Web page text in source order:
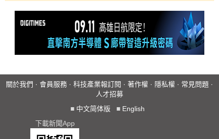
關於我們 · 會員服務 · 科技產業報訂閱 · 著作權 · 隱私權 · 常見問題 ·
人才招募
■ 中文简体版 ■ English
下載新聞App